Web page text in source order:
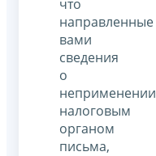
что
направленные
вами
сведения
о
неприменении
налоговым
органом
письма,